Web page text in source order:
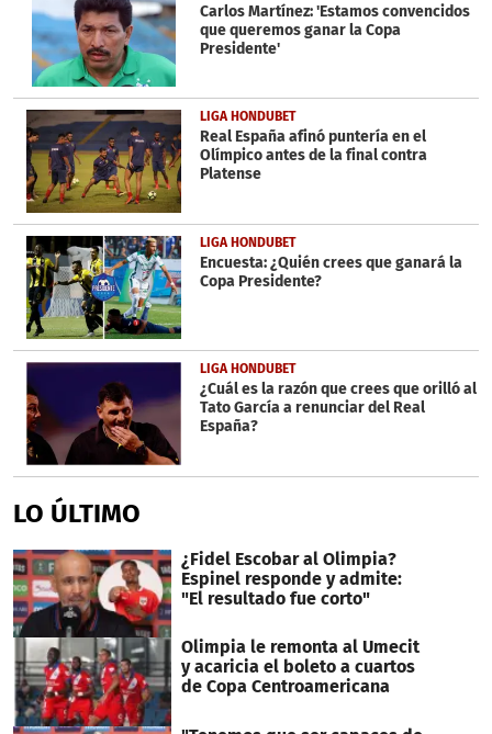
Carlos Martínez: 'Estamos convencidos
que queremos ganar la Copa
Presidente'
LIGA HONDUBET
Real España afinó puntería en el
Olímpico antes de la final contra
Platense
LIGA HONDUBET
Encuesta: ¿Quién crees que ganará la
Copa Presidente?
LIGA HONDUBET
¿Cuál es la razón que crees que orilló al
Tato García a renunciar del Real
España?
LO ÚLTIMO
¿Fidel Escobar al Olimpia?
Espinel responde y admite:
"El resultado fue corto"
Olimpia le remonta al Umecit
y acaricia el boleto a cuartos
de Copa Centroamericana